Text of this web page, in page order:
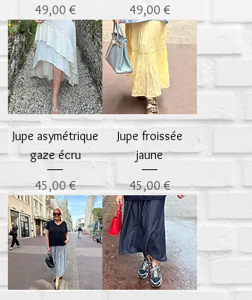
Prix
49,00 €
Prix
49,00 €
Jupe asymétrique
gaze écru
Prix
45,00 €
Jupe froissée
jaune
Prix
45,00 €